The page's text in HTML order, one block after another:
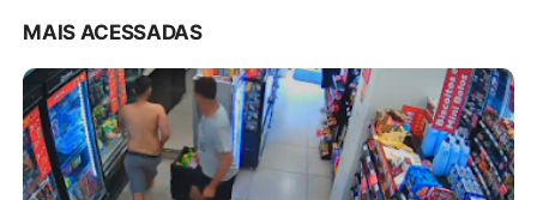
MAIS ACESSADAS